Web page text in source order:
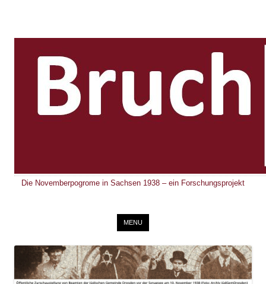
Die Novemberpogrome in Sachsen 1938 – ein Forschungsprojekt
MENU